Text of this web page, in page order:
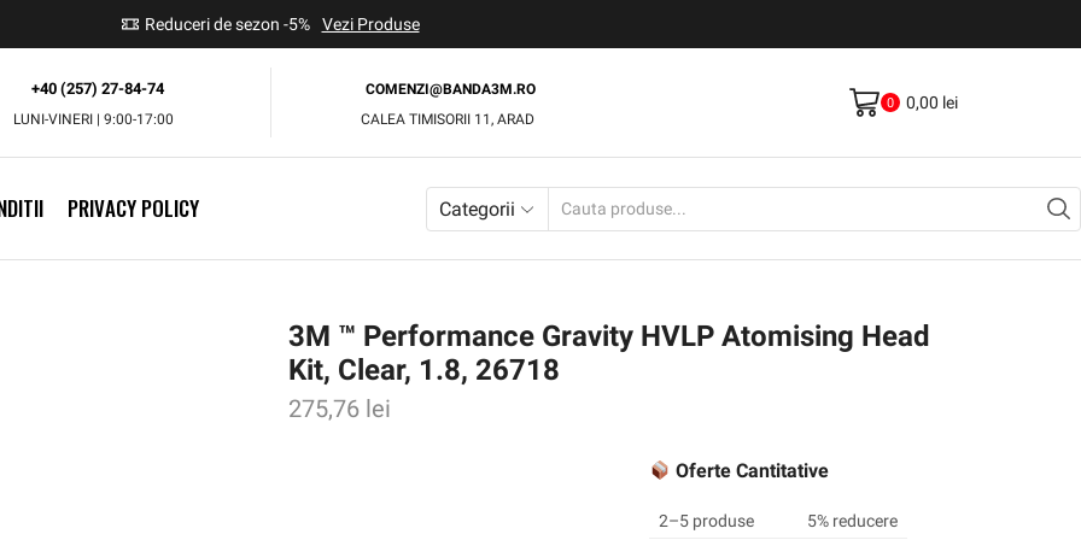
Reduceri de sezon -5% Vezi Produse
+40 (257) 27-84-74
LUNI-VINERI | 9:00-17:00
COMENZI@BANDA3M.RO
CALEA TIMISORII 11, ARAD
0 0,00 lei
PRIVACY POLICY Categorii
3M ™ Performance Gravity HVLP Atomising Head
Kit, Clear, 1.8, 26718
275,76 lei
Oferte Cantitative
2–5 produse
5% reducere